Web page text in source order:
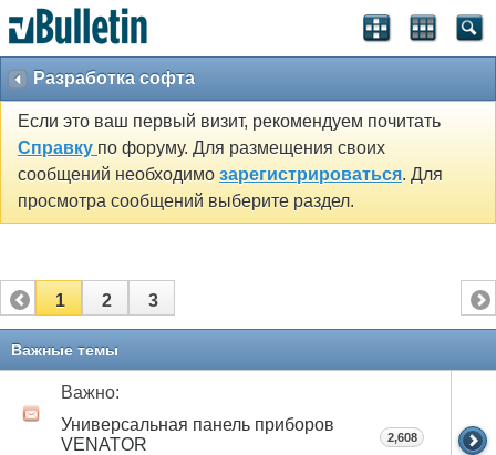
Разработка софта
Если это ваш первый визит, рекомендуем почитать
Справку по форуму. Для размещения своих
сообщений необходимо зарегистрироваться. Для
просмотра сообщений выберите раздел.
1 2 3
Важные темы
Важно:
Универсальная панель приборов
VENATOR
2,608